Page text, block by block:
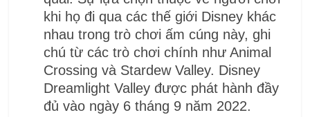
khi họ đi qua các thế giới Disney khác
nhau trong trò chơi ấm cúng này, ghi
chú từ các trò chơi chính như Animal
Crossing và Stardew Valley. Disney
Dreamlight Valley được phát hành đầy
đủ vào ngày 6 tháng 9 năm 2022.